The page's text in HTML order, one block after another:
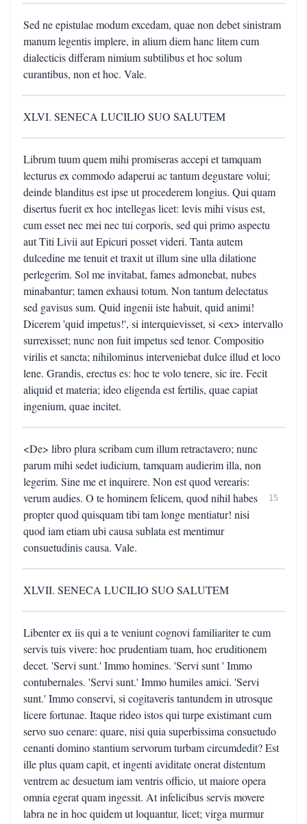
Sed ne epistulae modum excedam, quae non debet sinistram
manum legentis implere, in alium diem hanc litem cum
dialecticis differam nimium subtilibus et hoc solum
curantibus, non et hoc. Vale.
XLVI. SENECA LUCILIO SUO SALUTEM
Librum tuum quem mihi promiseras accepi et tamquam
lecturus ex commodo adaperui ac tantum degustare volui;
deinde blanditus est ipse ut procederem longius. Qui quam
disertus fuerit ex hoc intellegas licet: levis mihi visus est,
cum esset nec mei nec tui corporis, sed qui primo aspectu
aut Titi Livii aut Epicuri posset videri. Tanta autem
dulcedine me tenuit et traxit ut illum sine ulla dilatione
perlegerim. Sol me invitabat, fames admonebat, nubes
minabantur; tamen exhausi totum. Non tantum delectatus
sed gavisus sum. Quid ingenii iste habuit, quid animi!
Dicerem 'quid impetus!', si interquievisset, si <ex> intervallo
surrexisset; nunc non fuit impetus sed tenor. Compositio
virilis et sancta; nihilominus interveniebat dulce illud et loco
lene. Grandis, erectus es: hoc te volo tenere, sic ire. Fecit
aliquid et materia; ideo eligenda est fertilis, quae capiat
ingenium, quae incitet.
<De> libro plura scribam cum illum retractavero; nunc
parum mihi sedet iudicium, tamquam audierim illa, non
legerim. Sine me et inquirere. Non est quod verearis:
verum audies. O te hominem felicem, quod nihil habes
propter quod quisquam tibi tam longe mentiatur! nisi
quod iam etiam ubi causa sublata est mentimur
consuetudinis causa. Vale.
15
XLVII. SENECA LUCILIO SUO SALUTEM
Libenter ex iis qui a te veniunt cognovi familiariter te cum
servis tuis vivere: hoc prudentiam tuam, hoc eruditionem
decet. 'Servi sunt.' Immo homines. 'Servi sunt ' Immo
contubernales. 'Servi sunt.' Immo humiles amici. 'Servi
sunt.' Immo conservi, si cogitaveris tantundem in utrosque
licere fortunae. Itaque rideo istos qui turpe existimant cum
servo suo cenare: quare, nisi quia superbissima consuetudo
cenanti domino stantium servorum turbam circumdedit? Est
ille plus quam capit, et ingenti aviditate onerat distentum
ventrem ac desuetum iam ventris officio, ut maiore opera
omnia egerat quam ingessit. At infelicibus servis movere
labra ne in hoc quidem ut loquantur, licet; virga murmur